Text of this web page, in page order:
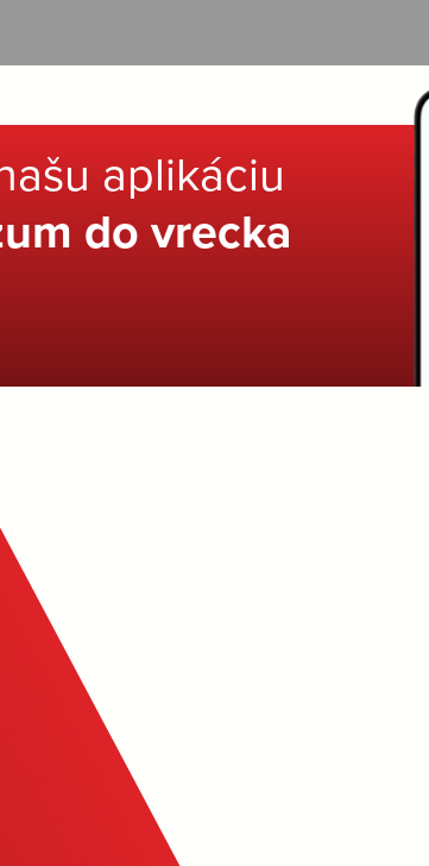
aplikáciu
do vrecka